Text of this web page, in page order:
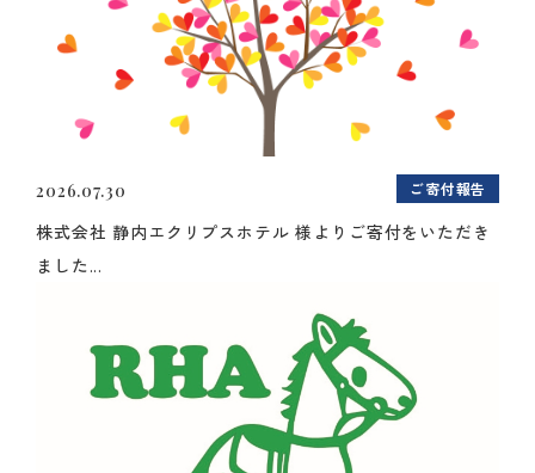
2026.07.30 ご寄付報告
株式会社 静内エクリプスホテル 様よりご寄付をいただき
ました...